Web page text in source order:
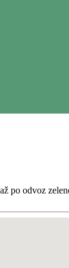
po odvoz